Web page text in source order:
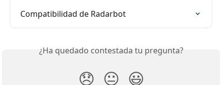
Compatibilidad de Radarbot
¿Ha quedado contestada tu pregunta?
😞 😐 😃